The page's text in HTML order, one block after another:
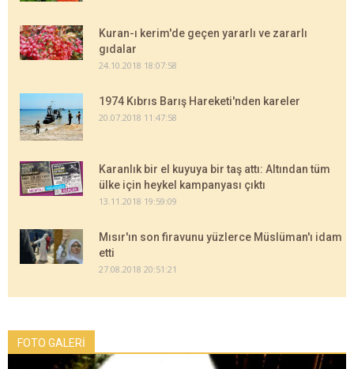
Kuran-ı kerim'de geçen yararlı ve zararlı
gıdalar
24.10.2018 18:07:58
1974 Kıbrıs Barış Hareketi'nden kareler
20.07.2018 11:47:58
Karanlık bir el kuyuya bir taş attı: Altından tüm
ülke için heykel kampanyası çıktı
13.11.2018 19:59:09
Mısır'ın son firavunu yüzlerce Müslüman'ı idam
etti
27.08.2018 20:51:21
FOTO GALERİ